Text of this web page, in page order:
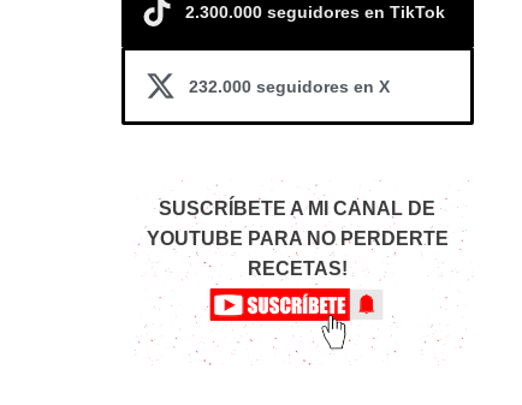
2.300.000 seguidores en TikTok
232.000 seguidores en X
SUSCRÍBETE A MI CANAL DE
YOUTUBE PARA NO PERDERTE
RECETAS!